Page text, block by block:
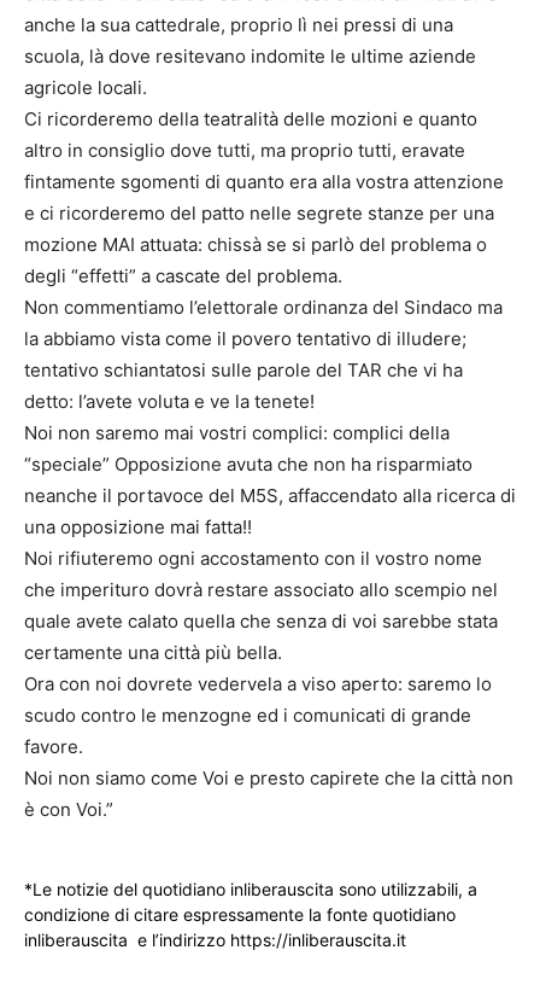
anche la sua cattedrale, proprio lì nei pressi di una
scuola, là dove resitevano indomite le ultime aziende
agricole locali.
Ci ricorderemo della teatralità delle mozioni e quanto
altro in consiglio dove tutti, ma proprio tutti, eravate
fintamente sgomenti di quanto era alla vostra attenzione
e ci ricorderemo del patto nelle segrete stanze per una
mozione MAI attuata: chissà se si parlò del problema o
degli “effetti” a cascate del problema.
Non commentiamo l’elettorale ordinanza del Sindaco ma
la abbiamo vista come il povero tentativo di illudere;
tentativo schiantatosi sulle parole del TAR che vi ha
detto: l’avete voluta e ve la tenete!
Noi non saremo mai vostri complici: complici della
“speciale” Opposizione avuta che non ha risparmiato
neanche il portavoce del M5S, affaccendato alla ricerca di
una opposizione mai fatta!!
Noi rifiuteremo ogni accostamento con il vostro nome
che imperituro dovrà restare associato allo scempio nel
quale avete calato quella che senza di voi sarebbe stata
certamente una città più bella.
Ora con noi dovrete vedervela a viso aperto: saremo lo
scudo contro le menzogne ed i comunicati di grande
favore.
Noi non siamo come Voi e presto capirete che la città non
è con Voi.”
*Le notizie del quotidiano inliberauscita sono utilizzabili, a
condizione di citare espressamente la fonte quotidiano
inliberauscita e l’indirizzo https://inliberauscita.it